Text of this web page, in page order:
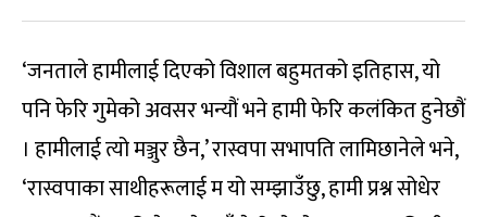
‘जनताले हामीलाई दिएको विशाल बहुमतको इतिहास, यो
पनि फेरि गुमेको अवसर भन्यौं भने हामी फेरि कलंकित हुनेछौं
। हामीलाई त्यो मञ्जुर छैन,’ रास्वपा सभापति लामिछानेले भने,
‘रास्वपाका साथीहरूलाई म यो सम्झाउँछु, हामी प्रश्न सोधेर